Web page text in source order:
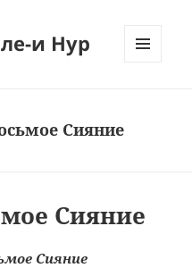
и Нур
Сияние
Сияние
Сияние